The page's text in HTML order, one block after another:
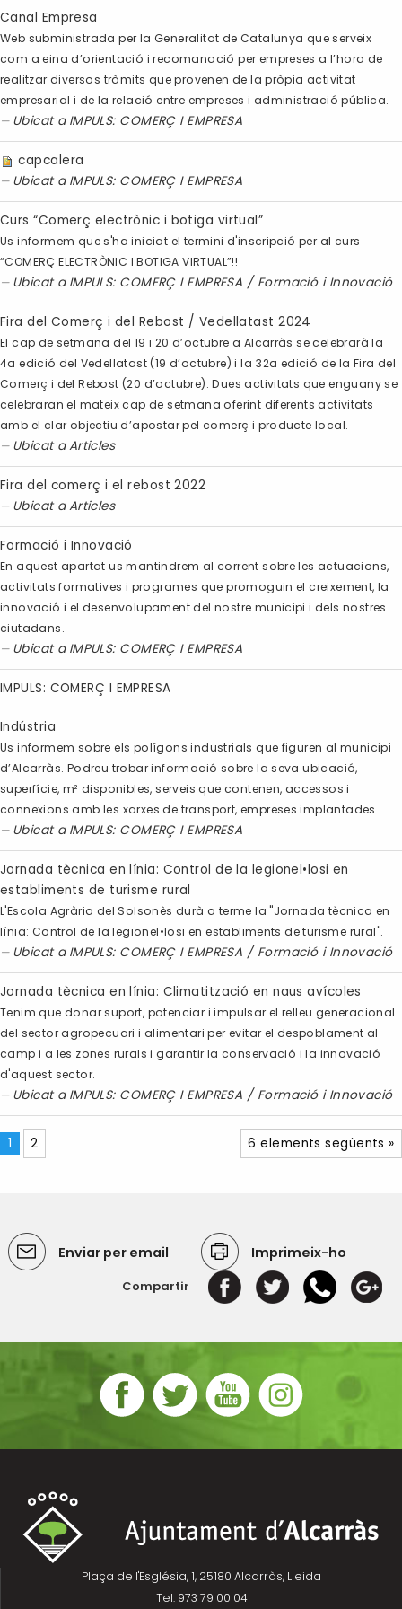
Canal Empresa
Web subministrada per la Generalitat de Catalunya que serveix
com a eina d’orientació i recomanació per empreses a l’hora de
realitzar diversos tràmits que provenen de la pròpia activitat
empresarial i de la relació entre empreses i administració pública.
Ubicat a IMPULS: COMERÇ I EMPRESA
capcalera
Ubicat a IMPULS: COMERÇ I EMPRESA
Curs “Comerç electrònic i botiga virtual”
Us informem que s'ha iniciat el termini d'inscripció per al curs
“COMERÇ ELECTRÒNIC I BOTIGA VIRTUAL”!!
Ubicat a IMPULS: COMERÇ I EMPRESA / Formació i Innovació
Fira del Comerç i del Rebost / Vedellatast 2024
El cap de setmana del 19 i 20 d’octubre a Alcarràs se celebrarà la
4a edició del Vedellatast (19 d’octubre) i la 32a edició de la Fira del
Comerç i del Rebost (20 d’octubre). Dues activitats que enguany se
celebraran el mateix cap de setmana oferint diferents activitats
amb el clar objectiu d’apostar pel comerç i producte local.
Ubicat aArticles
Fira del comerç i el rebost 2022
Ubicat aArticles
Formació i Innovació
En aquest apartat us mantindrem al corrent sobre les actuacions,
activitats formatives i programes que promoguin el creixement, la
innovació i el desenvolupament del nostre municipi i dels nostres
ciutadans.
Ubicat a IMPULS: COMERÇ I EMPRESA
IMPULS: COMERÇ I EMPRESA
Indústria
Us informem sobre els polígons industrials que figuren al municipi
d’Alcarràs. Podreu trobar informació sobre la seva ubicació,
superfície, m² disponibles, serveis que contenen, accessos i
connexions amb les xarxes de transport, empreses implantades...
Ubicat a IMPULS: COMERÇ I EMPRESA
Jornada tècnica en línia: Control de la legionel•losi en
establiments de turisme rural
L'Escola Agrària del Solsonès durà a terme la "Jornada tècnica en
línia: Control de la legionel•losi en establiments de turisme rural".
Ubicat a IMPULS: COMERÇ I EMPRESA / Formació i Innovació
Jornada tècnica en línia: Climatització en naus avícoles
Tenim que donar suport, potenciar i impulsar el relleu generacional
del sector agropecuari i alimentari per evitar el despoblament al
camp i a les zones rurals i garantir la conservació i la innovació
d'aquest sector.
Ubicat a IMPULS: COMERÇ I EMPRESA / Formació i Innovació
6 elements següents »
1 2
Enviar per email Imprimeix-ho
Compartir
Plaça de l'Església, 1, 25180 Alcarràs, Lleida
Tel. 973 79 00 04